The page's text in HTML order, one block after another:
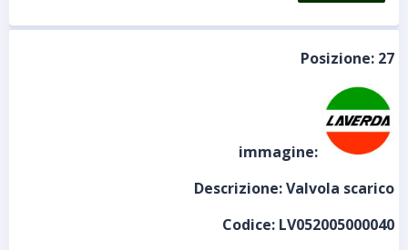
Posizione: 27
immagine:
Descrizione:Valvola scarico
Codice: LV052005000040